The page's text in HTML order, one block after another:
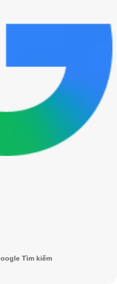
Tìm kiếm